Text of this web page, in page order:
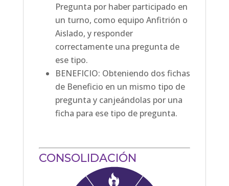
Pregunta por haber participado en
un turno, como equipo Anfitrión o
Aislado, y responder
correctamente una pregunta de
ese tipo.
BENEFICIO: Obteniendo dos fichas
de Beneficio en un mismo tipo de
pregunta y canjeándolas por una
ficha para ese tipo de pregunta.
CONSOLIDACIÓN